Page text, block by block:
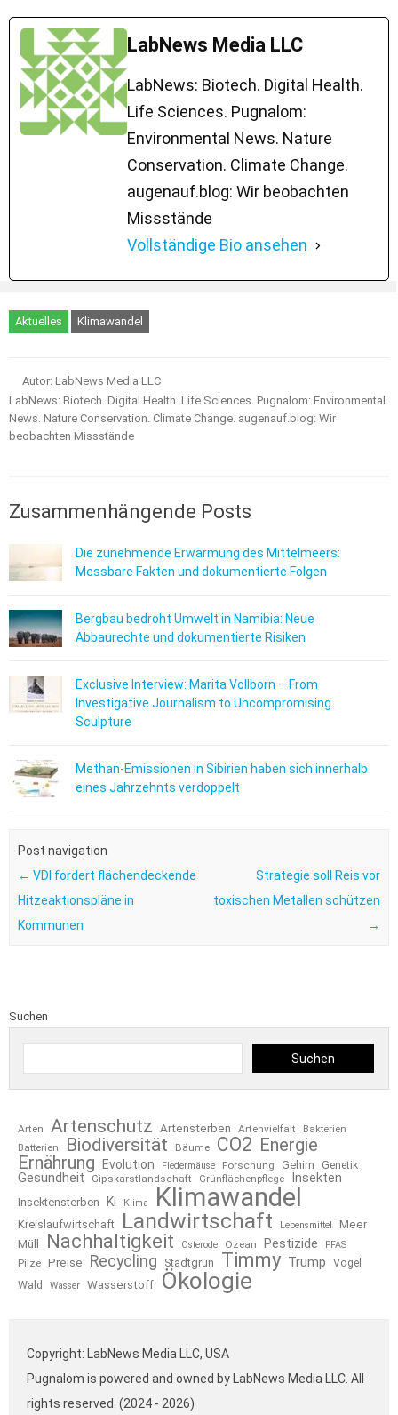
LabNews Media LLC
LabNews: Biotech. Digital Health.
Life Sciences. Pugnalom:
Environmental News. Nature
Conservation. Climate Change.
augenauf.blog: Wir beobachten
Missstände
Vollständige Bio ansehen
Aktuelles Klimawandel
Autor: LabNews Media LLC
LabNews: Biotech. Digital Health. Life Sciences. Pugnalom: Environmental
News. Nature Conservation. Climate Change. augenauf.blog: Wir
beobachten Missstände
Zusammenhängende Posts
Die zunehmende Erwärmung des Mittelmeers:
Messbare Fakten und dokumentierte Folgen
Bergbau bedroht Umwelt in Namibia: Neue
Abbaurechte und dokumentierte Risiken
Exclusive Interview: Marita Vollborn – From
Investigative Journalism to Uncompromising
Sculpture
Methan-Emissionen in Sibirien haben sich innerhalb
eines Jahrzehnts verdoppelt
Post navigation
← VDI fordert flächendeckende
Hitzeaktionspläne in
Kommunen
Strategie soll Reis vor
toxischen Metallen schützen
→
Suchen
Suchen
Arten Artenschutz Artensterben Artenvielfalt
Bakterien
Batterien
Biodiversität Bäume CO2 Energie
Ernährung
Evolution Fledermäuse Forschung Gehirn Genetik
Gesundheit Gipskarstlandschaft Grünflächenpflege Insekten
Insektensterben Ki Klima Klimawandel
Kreislaufwirtschaft Landwirtschaft Lebensmittel
Meer
Müll
Nachhaltigkeit Osterode Ozean Pestizide PFAS
Pilze Preise Recycling Stadtgrün Timmy Trump
Vögel
Wald
Wasser Wasserstoff Ökologie
Copyright: LabNews Media LLC, USA
Pugnalom is powered and owned by LabNews Media LLC. All
rights reserved. (2024 - 2026)